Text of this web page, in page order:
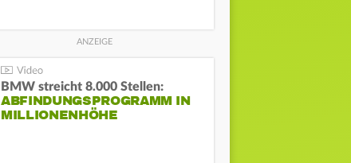
BMW streicht 8.000 Stellen:
ABFINDUNGSPROGRAMM IN
MILLIONENHÖHE